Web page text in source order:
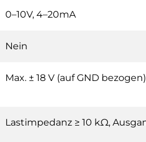
0–10V, 4–20mA
Nein
Max. ± 18 V (auf GND
Lastimpedanz ≥ 10 kΩ,